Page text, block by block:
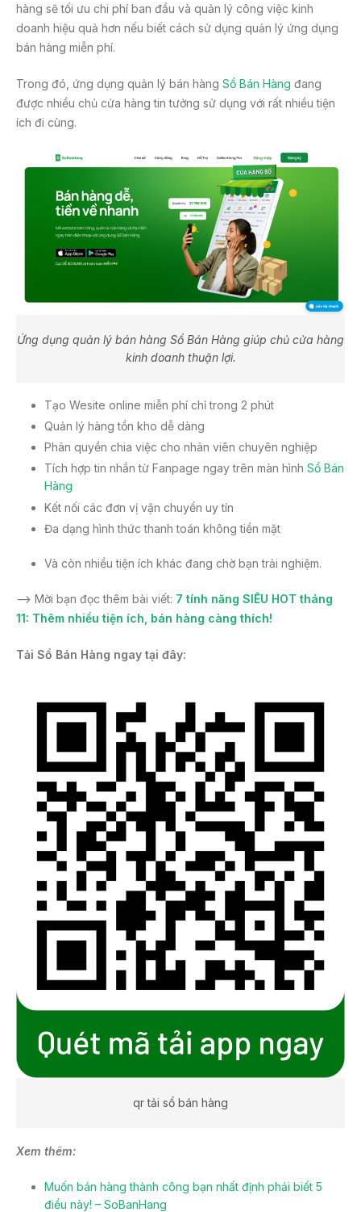
hàng sẽ tối ưu chi phí ban đầu và quản lý công việc kinh
doanh hiệu quả hơn nếu biết cách sử dụng quản lý ứng dụng
bán hàng miễn phí.
Trong đó, ứng dụng quản lý bán hàng Sổ Bán Hàng đang
được nhiều chủ cửa hàng tin tưởng sử dụng với rất nhiều tiện
ích đi cùng.
Ứng dụng quản lý bán hàng Sổ Bán Hàng giúp chủ cửa hàng
kinh doanh thuận lợi.
Tạo Wesite online miễn phí chỉ trong 2 phút
Quản lý hàng tồn kho dễ dàng
Phân quyền chia việc cho nhân viên chuyên nghiệp
Tích hợp tin nhắn từ Fanpage ngay trên màn hình Sổ Bán
Hàng
Kết nối các đơn vị vận chuyển uy tín
Đa dạng hình thức thanh toán không tiền mặt
Và còn nhiều tiện ích khác đang chờ bạn trải nghiệm.
–> Mời bạn đọc thêm bài viết: 7 tính năng SIÊU HOT tháng
11: Thêm nhiều tiện ích, bán hàng càng thích!
Tải Sổ Bán Hàng ngay tại đây:
qr tải sổ bán hàng
Xem thêm:
Muốn bán hàng thành công bạn nhất định phải biết 5
điều này! – SoBanHang